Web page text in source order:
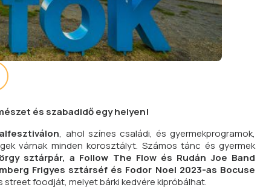
és szabadidő egy helyen!
, ahol színes családi, és gyermekprogramok,
várnak minden korosztályt. Számos tánc és gyermek
sztárpár, a Follow The Flow és Rudán Joe Band
Frigyes sztárséf és Fodor Noel 2023-as Bocuse
foodját, melyet bárki kedvére kipróbálhat.